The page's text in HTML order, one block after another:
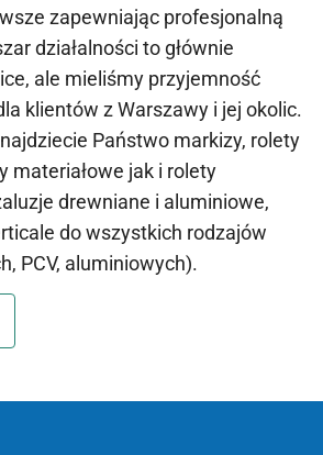
zapewniając profesjonalną
działalności to głównie
ale mieliśmy przyjemność
klientów z Warszawy i jej okolic.
Państwo markizy, rolety
materiałowe jak i rolety
drewniane i aluminiowe,
do wszystkich rodzajów
PCV, aluminiowych).